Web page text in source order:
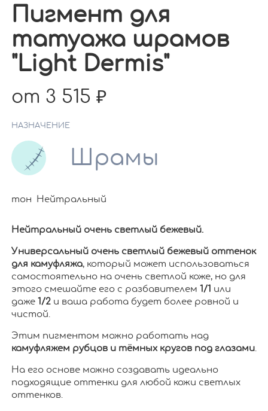
Пигмент для
татуажа шрамов
"Light Dermis"
от 3 515
НАЗНАЧЕНИЕ
Шрамы
тон Нейтральный
Нейтральный очень светлый бежевый.
Универсальный очень светлый бежевый оттенок
для камуфляжа, который может использоваться
самостоятельно на очень светлой коже, но для
этого смешайте его с разбавителем 1/1 или
даже 1/2и ваша работа будет более ровной и
чистой.
Этим пигментом можно работать над
камуфляжем рубцов и тёмных кругов под глазами.
На его основе можно создавать идеально
подходящие оттенки для любой кожи светлых
оттенков.